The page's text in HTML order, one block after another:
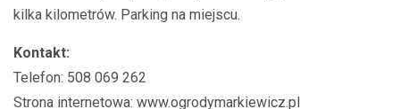
kilka kilometrów. Parking na miejscu.
Kontakt:
Telefon: 508 069 262
Strona internetowa: www.ogrodymarkiewicz.pl